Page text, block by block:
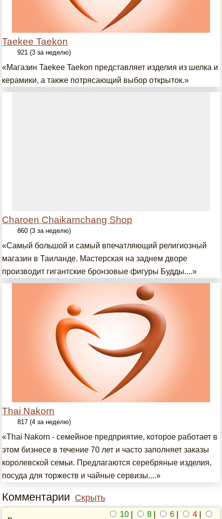
Taekee Taekon
921 (3 за неделю)
«Магазин Taekee Taekon представляет изделия из шелка и
керамики, а также потрясающий выбор открыток.»
Charoen Chaikarnchang Shop
860 (3 за неделю)
«Самый большой и самый впечатляющий религиозный
магазин в Таиланде. Мастерская на заднем дворе
производит гигантские бронзовые фигуры Будды....»
Thai Nakorn
817 (4 за неделю)
«Thai Nakorn - семейное предприятие, которое работает в
этом бизнесе в течение 70 лет и часто заполняет заказы
королевской семьи. Предлагаются серебряные изделия,
посуда для торжеств и чайные сервизы....»
Комментарии Скрыть
10 8 6 4